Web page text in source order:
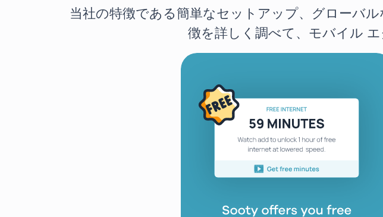
当社の特徴である簡単なセットアップ、グローバ
徴を詳しく調べて、モバイル